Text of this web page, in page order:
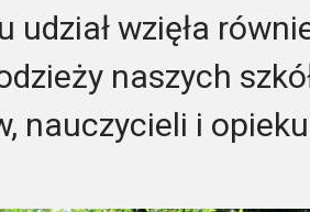
udział wzięła
naszych
nauczycieli i